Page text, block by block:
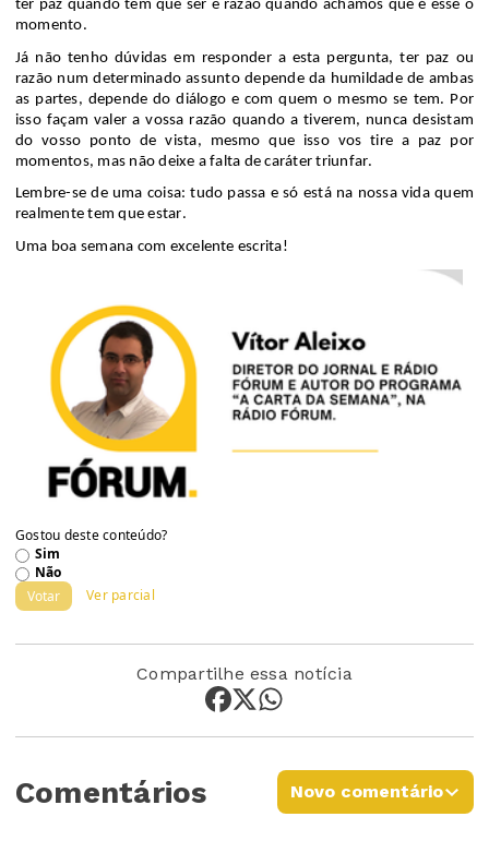
ter paz quando tem que ser e razão quando achamos que é esse o
momento.
Já não tenho dúvidas em responder a esta pergunta, ter paz ou
razão num determinado assunto depende da humildade de ambas
as partes, depende do diálogo e com quem o mesmo se tem. Por
isso façam valer a vossa razão quando a tiverem, nunca desistam
do vosso ponto de vista, mesmo que isso vos tire a paz por
momentos, mas não deixe a falta decaráter triunfar.
Lembre-se de uma coisa: tudo passa e só está na nossa vida quem
realmente temque estar.
Uma boa semana com excelente escrita!
Gostou deste conteúdo?
Sim
Não
Votar
Ver parcial
Compartilhe essa notícia
Comentários Novo comentário